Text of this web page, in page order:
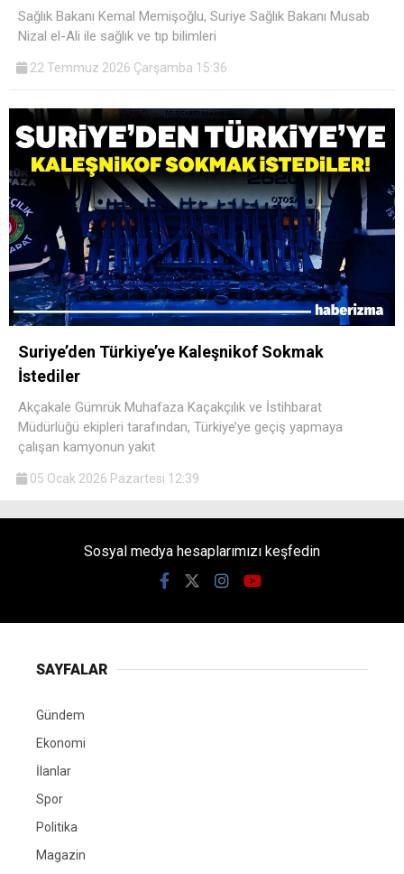
Sağlık Bakanı Kemal Memişoğlu, Suriye Sağlık Bakanı Musab
Nizal el-Ali ile sağlık ve tıp bilimleri
22 Temmuz 2026 Çarşamba 15:36
Suriye’den Türkiye’ye Kaleşnikof Sokmak
İstediler
Akçakale Gümrük Muhafaza Kaçakçılık ve İstihbarat
Müdürlüğü ekipleri tarafından, Türkiye’ye geçiş yapmaya
çalışan kamyonun yakıt
05 Ocak 2026 Pazartesi 12:39
Sosyal medya hesaplarımızı keşfedin
SAYFALAR
Gündem
Ekonomi
İlanlar
Spor
Politika
Magazin